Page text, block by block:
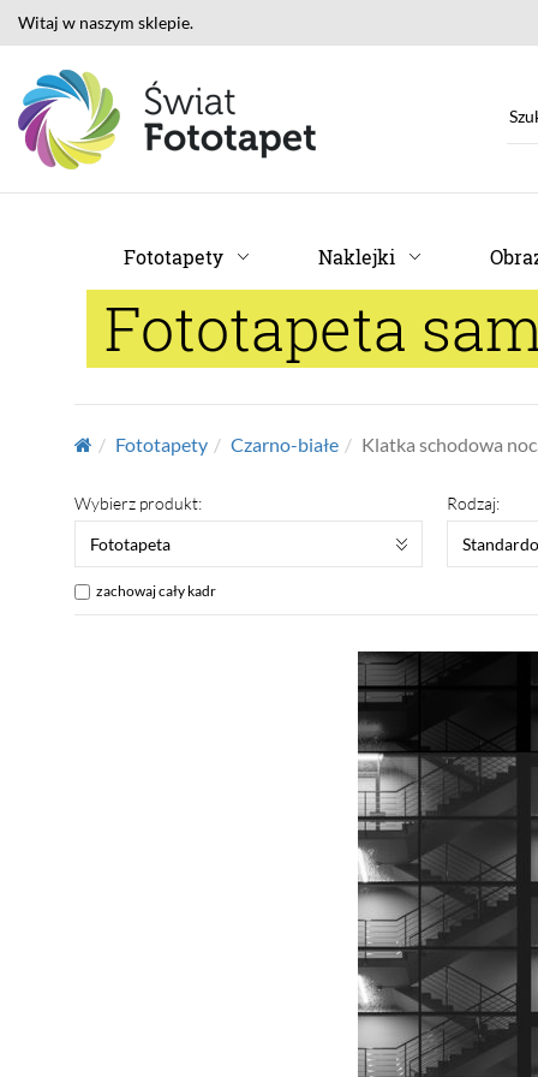
Witaj w naszym sklepie.
Fototapety Naklejki
Fototapeta
Fototapety Czarno-białe Klatka schodowa
Wybierz produkt:
Fototapeta
Rodzaj:
zachowaj cały kadr